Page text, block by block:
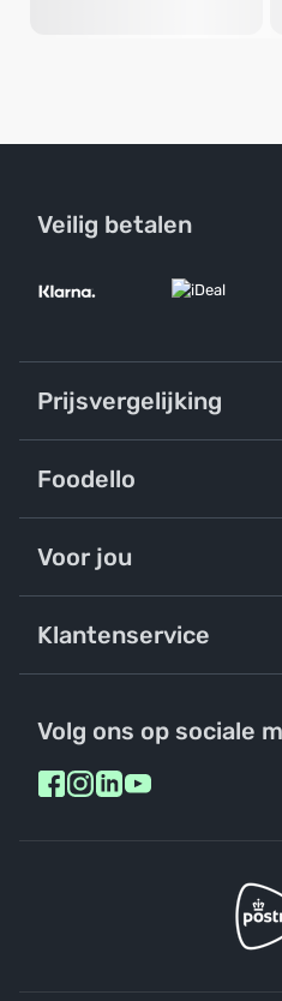
Veilig betalen
Prijsvergelijking
Foodello
Voor jou
Klantenservice
Volg ons op sociale